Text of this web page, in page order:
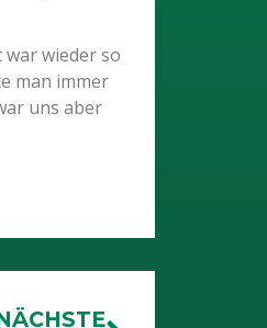
wieder so
man immer
uns aber